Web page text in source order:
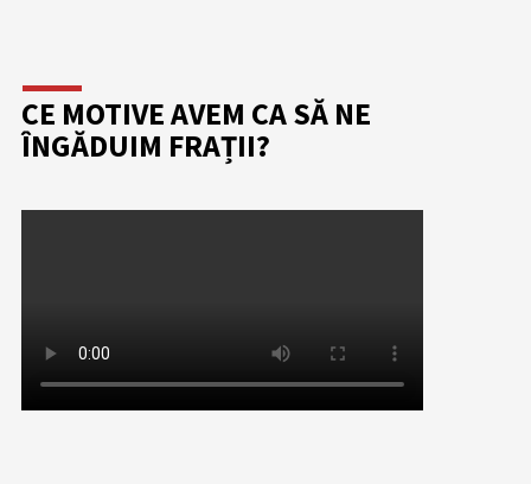
CE MOTIVE AVEM CA SĂ NE
ÎNGĂDUIM FRAȚII?